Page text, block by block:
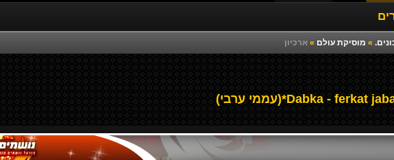
» מוסיקת עולם » ארכיון